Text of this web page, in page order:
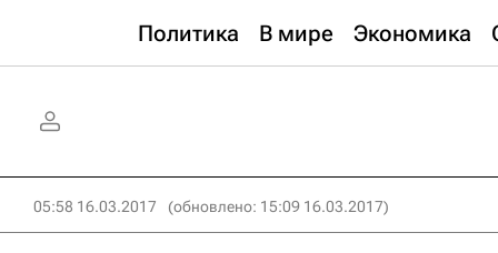
Политика В мире Экономика
05:58 16.03.2017 (обновлено: 15:09 16.03.2017)